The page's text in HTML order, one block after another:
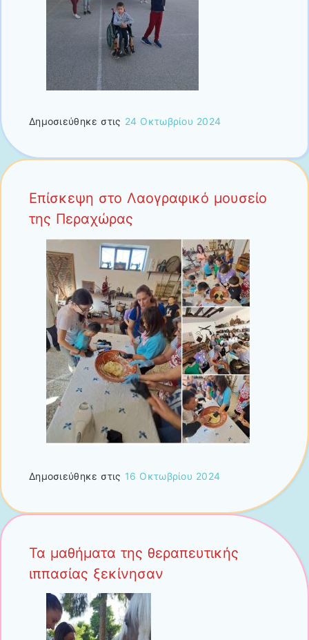
Δημοσιεύθηκε στις 24 Οκτωβρίου 2024
Επίσκεψη στο Λαογραφικό μουσείο
της Περαχώρας
Δημοσιεύθηκε στις 16 Οκτωβρίου 2024
Τα μαθήματα της θεραπευτικής
ιππασίας ξεκίνησαν